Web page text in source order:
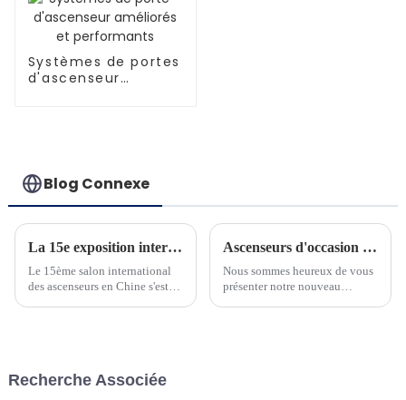
Systèmes de portes
d'ascenseur
Blog Connexe
La 15e exposition internationale chinoise des ascenseurs s'est tenue avec succès à Shanghai du 5 au 8 juillet 2023.
Le 15ème salon international
des ascenseurs en Chine s'est
Ascenseurs d'occasion pour villa panoramique et sécurité
Nous sommes heureux de vous
présenter notre nouveau
Recherche Associée